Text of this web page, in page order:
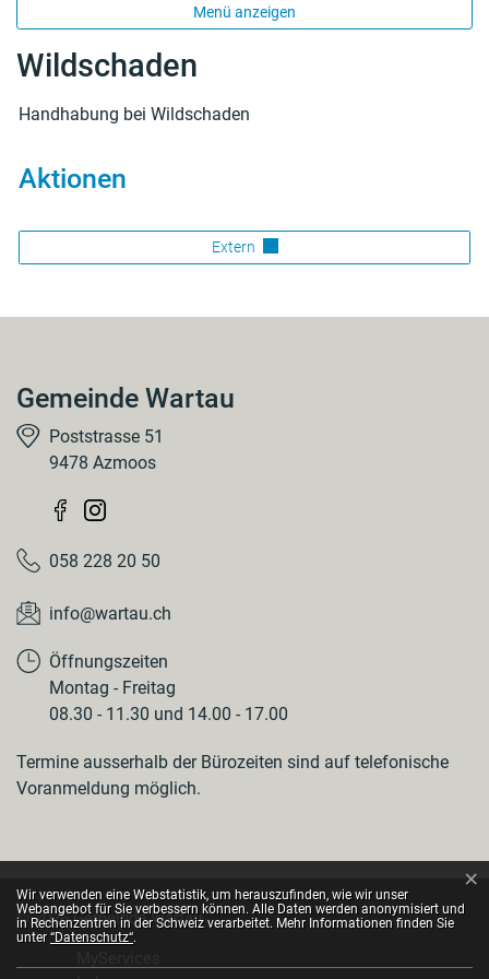
Menü anzeigen
Wildschaden
Handhabung bei Wildschaden
Aktionen
Extern
Gemeinde Wartau
Poststrasse 51
9478 Azmoos
058 228 20 50
info@wartau.ch
Öffnungszeiten
Montag - Freitag
08.30 - 11.30 und 14.00 - 17.00
Termine ausserhalb der Bürozeiten sind auf telefonische
Voranmeldung möglich.
© 2026 Gemeinde Wartau
Toolbar
Webstatistik
Wir verwenden eine Webstatistik, um herauszufinden, wie wir unser
Webangebot für Sie verbessern können. Alle Daten werden anonymisiert und
in Rechenzentren in der Schweiz verarbeitet. Mehr Informationen finden Sie
unter“Datenschutz“.
×